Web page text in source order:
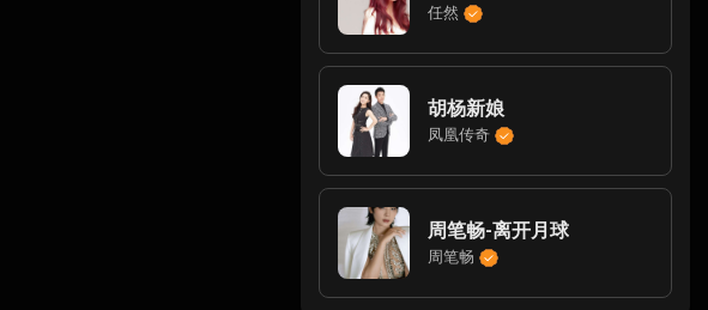
任然
胡杨新娘
凤凰传奇
周笔畅-离开月球
周笔畅